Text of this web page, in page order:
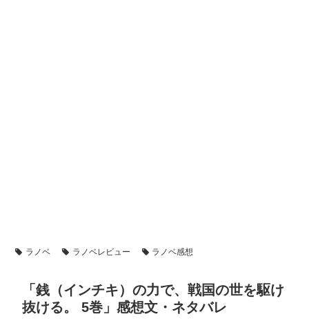
ラノベ ラノベレビュー ラノベ感想
「銭（インチキ）の力で、戦国の世を駆け
抜ける。 5巻」感想文・ネタバレ